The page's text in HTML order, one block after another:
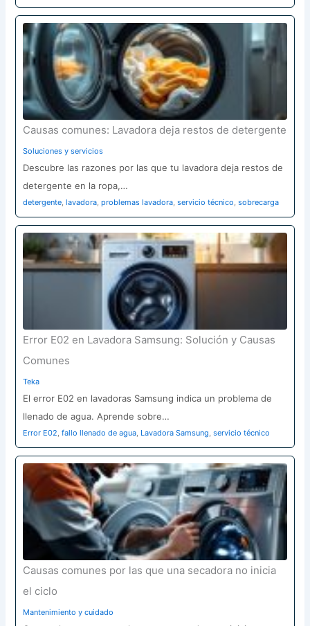
Causas comunes: Lavadora deja restos de detergente
Soluciones y servicios
Descubre las razones por las que tu lavadora deja restos de
detergente en la ropa,…
detergente ,lavadora ,problemas lavadora ,servicio técnico ,sobrecarga
Error E02 en Lavadora Samsung: Solución y Causas
Comunes
Teka
El error E02 en lavadoras Samsung indica un problema de
llenado de agua. Aprende sobre…
Error E02 ,fallo llenado de agua Lavadora Samsung ,servicio técnico
Causas comunes por las que una secadora no inicia
el ciclo
Mantenimiento y cuidado